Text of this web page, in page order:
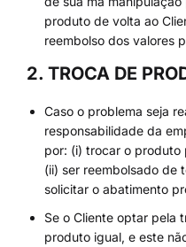
produto de volta ao
reembolso dos valores
2. TROCA DE
Caso o problema seja
responsabilidade da
por: (i) trocar o produto
(ii) ser reembolsado de
solicitar o abatimento
Se o Cliente optar pela
produto igual, e este